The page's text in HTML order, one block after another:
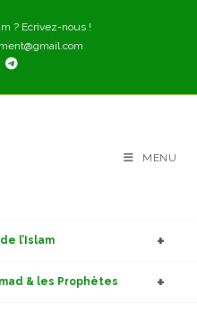
? Ecrivez-nous !
MENU
l’Islam
& les Prophètes